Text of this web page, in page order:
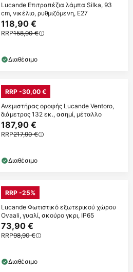
Lucande Επιτραπέζια λάμπα Silka, 93
cm, νικέλιο, ρυθμιζόμενη, E27
118,90 €
RRP158,90 €
Διαθέσιμο
RRP -30,00 €
Ανεμιστήρας οροφής Lucande Ventoro,
διάμετρος 132 εκ., ασημί, μέταλλο
187,90 €
RRP217,90 €
Διαθέσιμο
RRP -25%
Lucande Φωτιστικό εξωτερικού χώρου
Ovaali, γυαλί, σκούρο γκρι, IP65
73,90 €
RRP98,90 €
Διαθέσιμο